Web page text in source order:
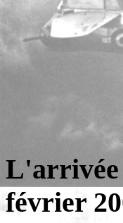
L'arrivée
février